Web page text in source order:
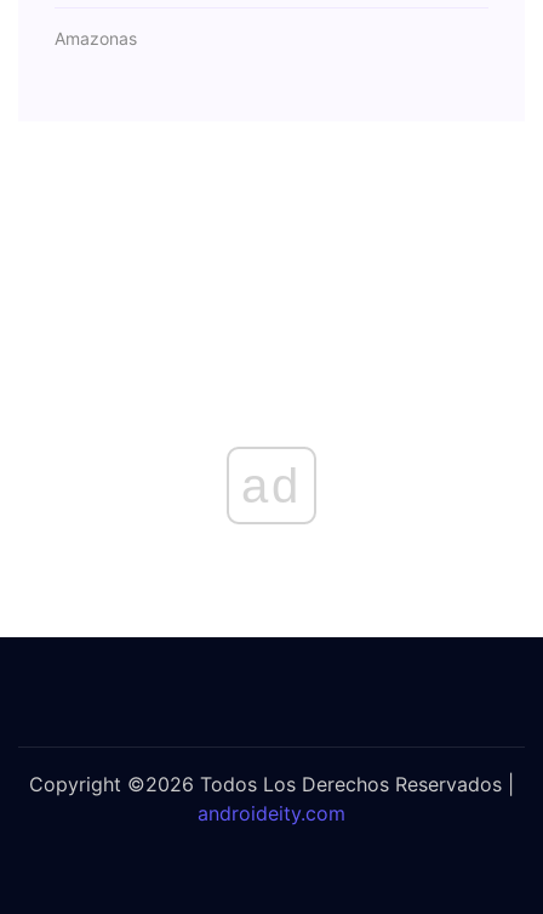
Amazonas
ad
Copyright ©2026 Todos Los Derechos Reservados |
androideity.com